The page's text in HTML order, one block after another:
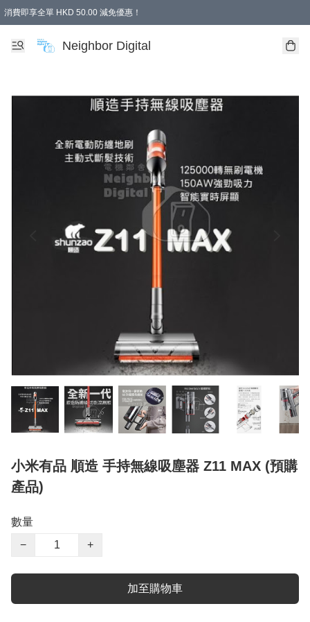
消費即享全單 HKD 50.00 減免優惠！
Neighbor Digital
小米有品 順造 手持無線吸塵器 Z11 MAX (預購
產品)
數量
−
+
加至購物車